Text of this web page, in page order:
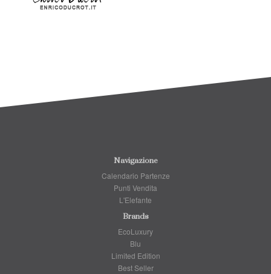
Navigazione
Calendario Partenze
Punti Vendita
L'Elefante
Brands
EcoLuxury
Blu
Limited Edition
Best Seller